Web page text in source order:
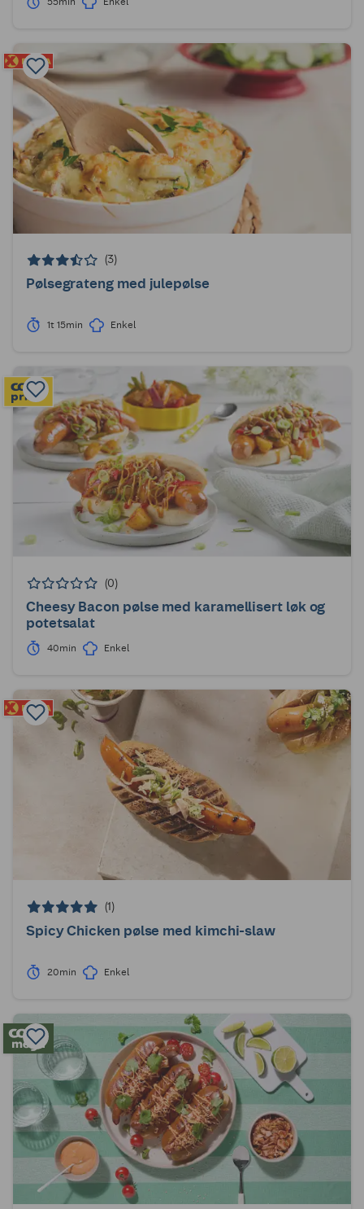
(3)
Pølsegrateng med julepølse
1t 15min Enkel
(0)
Cheesy Bacon pølse med karamellisert løk og
potetsalat
40min Enkel
(1)
Spicy Chicken pølse med kimchi-slaw
20min Enkel